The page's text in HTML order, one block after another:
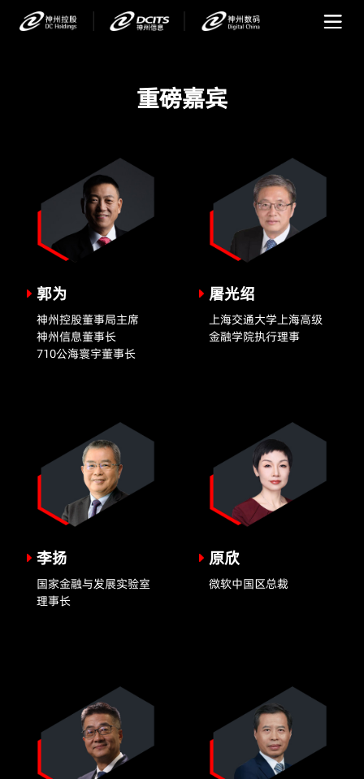
重磅嘉宾
郭为
神州控股董事局主席
神州信息董事长
710公海寰宇董事长
屠光绍
上海交通大学上海高级
金融学院执行理事
李扬
国家金融与发展实验室
理事长
原欣
微软中国区总裁